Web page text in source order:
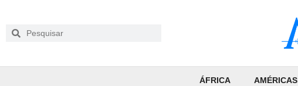
ÁFRICA AMÉRICAS